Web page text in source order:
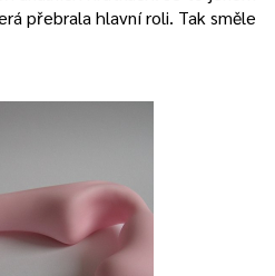
přebrala hlavní roli. Tak směle